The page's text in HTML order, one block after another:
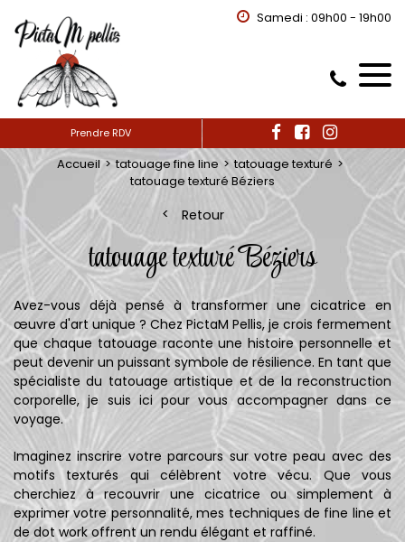
Samedi : 09h00 - 19h00
Prendre RDV
Accueil tatouage fine line
tatouage texturé
tatouage texturé Béziers
Retour
tatouage texturé Béziers
Avez-vous déjà pensé à transformer une cicatrice en
œuvre d'art unique ? Chez PictaM Pellis, je crois fermement
que chaque tatouage raconte une histoire personnelle et
peut devenir un puissant symbole de résilience. En tant que
spécialiste du tatouage artistique et de la reconstruction
corporelle, je suis ici pour vous accompagner dans ce
voyage.
Imaginez inscrire votre parcours sur votre peau avec des
motifs texturés qui célèbrent votre vécu. Que vous
cherchiez à recouvrir une cicatrice ou simplement à
exprimer votre personnalité, mes techniques de fine line et
de dot work offrent un rendu élégant et raffiné.